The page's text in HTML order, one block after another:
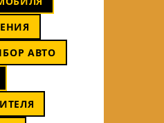
АВТО